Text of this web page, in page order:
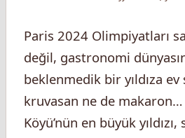
Paris 2024 Olimpiyatları
değil, gastronomi
beklenmedik bir yıldıza
kruvasan ne de
Köyü’nün en büyük